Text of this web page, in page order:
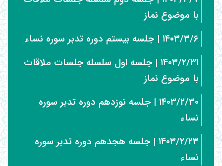
با موضوع نماز
۱۴۰۳/۳/۶ | جلسه بیستم دوره تدبر سوره نساء
۱۴۰۳/۲/۳۱ | جلسه اول سلسله جلسات ملاقات
با موضوع نماز
۱۴۰۳/۲/۳۰ | جلسه نوزدهم دوره تدبر سوره
نساء
۱۴۰۳/۲/۲۳ | جلسه هجدهم دوره تدبر سوره
نساء